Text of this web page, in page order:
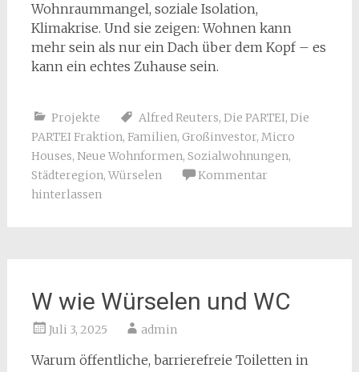
Wohnraummangel, soziale Isolation,
Klimakrise. Und sie zeigen: Wohnen kann
mehr sein als nur ein Dach über dem Kopf – es
kann ein echtes Zuhause sein.
Projekte Alfred Reuters, Die PARTEI, Die
PARTEI Fraktion, Familien, Großinvestor, Micro
Houses, Neue Wohnformen, Sozialwohnungen,
Städteregion, Würselen
Kommentar
hinterlassen
W wie Würselen und WC
Juli 3, 2025 admin
Warum öffentliche, barrierefreie Toiletten in